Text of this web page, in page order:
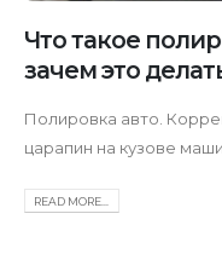
Что такое
зачем это
Полировка авто.
царапин на кузове
READ MORE...